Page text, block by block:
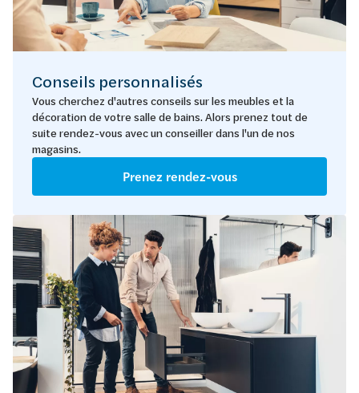
Conseils personnalisés
Vous cherchez d'autres conseils sur les meubles et la
décoration de votre salle de bains. Alors prenez tout de
suite rendez-vous avec un conseiller dans l'un de nos
magasins.
Prenez rendez-vous